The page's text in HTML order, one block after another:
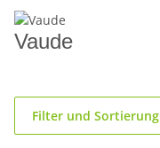
Vaude
Filter und Sortierung